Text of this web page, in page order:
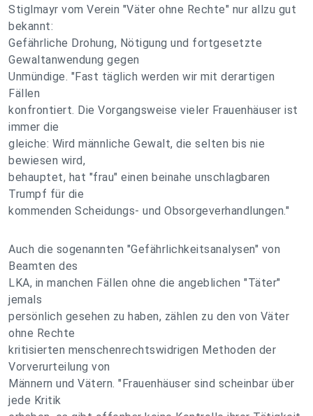
Stiglmayr vom Verein "Väter ohne Rechte" nur allzu gut
bekannt:
Gefährliche Drohung, Nötigung und fortgesetzte
Gewaltanwendung gegen
Unmündige. "Fast täglich werden wir mit derartigen
Fällen
konfrontiert. Die Vorgangsweise vieler Frauenhäuser ist
immer die
gleiche: Wird männliche Gewalt, die selten bis nie
bewiesen wird,
behauptet, hat "frau" einen beinahe unschlagbaren
Trumpf für die
kommenden Scheidungs- und Obsorgeverhandlungen."
Auch die sogenannten "Gefährlichkeitsanalysen" von
Beamten des
LKA, in manchen Fällen ohne die angeblichen "Täter"
jemals
persönlich gesehen zu haben, zählen zu den von Väter
ohne Rechte
kritisierten menschenrechtswidrigen Methoden der
Vorverurteilung von
Männern und Vätern. "Frauenhäuser sind scheinbar über
jede Kritik